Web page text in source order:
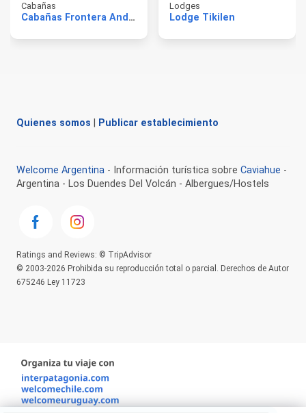
Cabañas
Cabañas Frontera Andina
Lodges
Lodge Tikilen
Quienes somos Publicar establecimiento
Welcome Argentina - Información turística sobre Caviahue -
Argentina - Los Duendes Del Volcán - Albergues/Hostels
Ratings and Reviews: © TripAdvisor
© 2003-2026 Prohibida su reproducción total o parcial. Derechos de Autor
675246 Ley 11723